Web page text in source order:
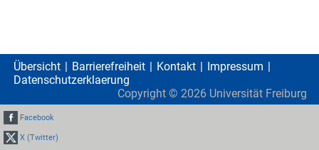
Übersicht Barrierefreiheit Kontakt
Impressum
Datenschutzerklaerung
Copyright © 2026 Universität Freiburg
Facebook
X (Twitter)